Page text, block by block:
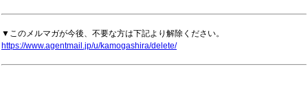
▼このメルマガが今後、不要な方は下記より解除ください。
https://www.agentmail.jp/u/kamogashira/delete/